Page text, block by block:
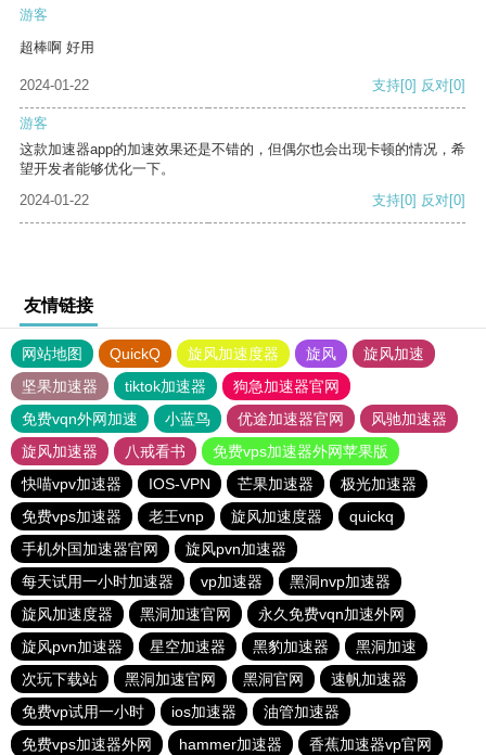
游客
超棒啊 好用
2024-01-22 支持[0] 反对[0]
游客
这款加速器app的加速效果还是不错的，但偶尔也会出现卡顿的情况，希
望开发者能够优化一下。
2024-01-22
支持[0] 反对[0]
友情链接
网站地图 QuickQ 旋风加速度器 旋风
旋风加速
坚果加速器
tiktok加速器
狗急加速器官网
免费vqn外网加速
小蓝鸟 优途加速器官网
风驰加速器
旋风加速器
八戒看书
免费vps加速器外网苹果版
快喵vpv加速器
IOS-VPN 芒果加速器
极光加速器
免费vps加速器
老王vnp 旋风加速度器
quickq
手机外国加速器官网
旋风pvn加速器
每天试用一小时加速器
vp加速器
黑洞nvp加速器
旋风加速度器
黑洞加速官网
永久免费vqn加速外网
旋风pvn加速器
星空加速器 黑豹加速器
黑洞加速
次玩下载站
黑洞加速官网 黑洞官网
速帆加速器
免费vp试用一小时
ios加速器
油管加速器
免费vps加速器外网
hammer加速器 香蕉加速器vp官网